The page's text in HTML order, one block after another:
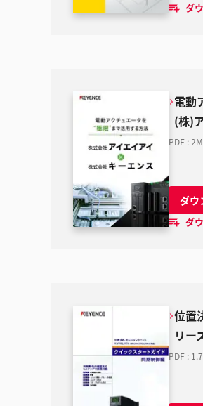
ダ
電動
(株)
PDF :
ダウ
ダ
位置
リー
PDF :